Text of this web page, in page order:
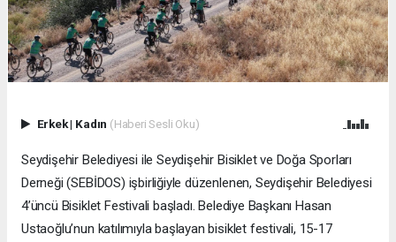
Erkek| Kadın (Haberi Sesli Oku)
Seydişehir Belediyesi ile Seydişehir Bisiklet ve Doğa Sporları
Derneği (SEBİDOS) işbirliğiyle düzenlenen, Seydişehir Belediyesi
4’üncü Bisiklet Festivali başladı. Belediye Başkanı Hasan
Ustaoğlu’nun katılımıyla başlayan bisiklet festivali, 15-17